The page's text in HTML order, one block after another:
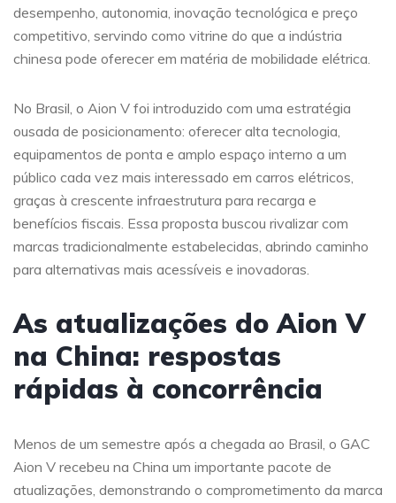
desempenho, autonomia, inovação tecnológica e preço
competitivo, servindo como vitrine do que a indústria
chinesa pode oferecer em matéria de mobilidade elétrica.
No Brasil, o Aion V foi introduzido com uma estratégia
ousada de posicionamento: oferecer alta tecnologia,
equipamentos de ponta e amplo espaço interno a um
público cada vez mais interessado em carros elétricos,
graças à crescente infraestrutura para recarga e
benefícios fiscais. Essa proposta buscou rivalizar com
marcas tradicionalmente estabelecidas, abrindo caminho
para alternativas mais acessíveis e inovadoras.
As atualizações do Aion V
na China: respostas
rápidas à concorrência
Menos de um semestre após a chegada ao Brasil, o GAC
Aion V recebeu na China um importante pacote de
atualizações, demonstrando o comprometimento da marca